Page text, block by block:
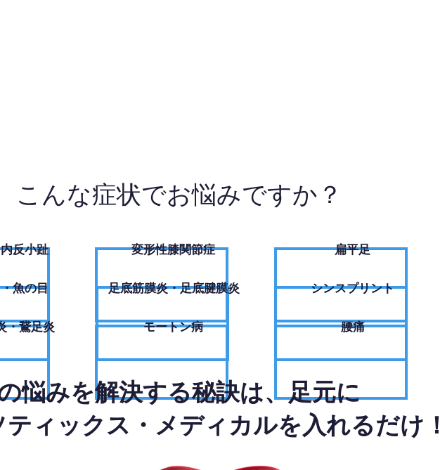
こんな症状でお悩みですか？
反小趾
魚の目
・鵞足炎
変形性膝関節症
足底筋膜炎・足底腱膜炎
モートン病
扁平足
シンスプリント
腰痛
悩みを解決する秘訣は、足元に
ィックス・メディカルを入れるだけ！